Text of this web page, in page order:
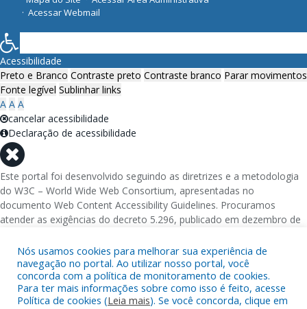
Acessar Webmail
Nós usamos cookies para melhorar sua experiência de
navegação no portal. Ao utilizar nosso portal, você
concorda com a política de monitoramento de cookies.
Para ter mais informações sobre como isso é feito, acesse
Política de cookies (Leia mais). Se você concorda, clique em
Acessibilidade
Preto e Branco Contraste preto Contraste branco Parar movimentos
Fonte legível Sublinhar links
A A A
cancelar acessibilidade
Declaração de acessibilidade
Este portal foi desenvolvido seguindo as diretrizes e a metodologia
do W3C – World Wide Web Consortium, apresentadas no
documento Web Content Accessibility Guidelines. Procuramos
atender as exigências do decreto 5.296, publicado em dezembro de
eletrônicos da administração pública na rede mundial de
computadores para o uso das pessoas com necessidades especiais,
garantindo-lhes o pleno acesso aos conteúdos disponíveis.
Além de validações automáticas, foram realizados testes em